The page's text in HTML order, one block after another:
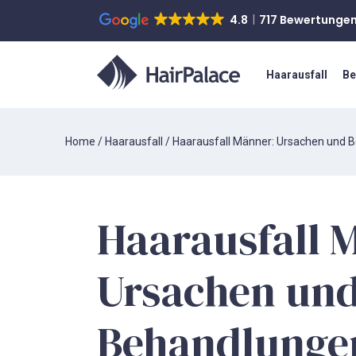
4.8 717
Haarausfall
Home / Haarausfall / Haarausfall Männer: Ursachen und
Haarausfall
Ursachen